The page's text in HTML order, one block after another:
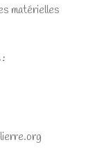
matérielles